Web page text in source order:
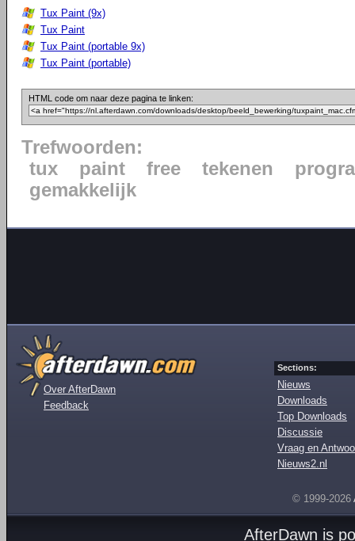
Tux Paint (9x)
Tux Paint
Tux Paint (portable 9x)
Tux Paint (portable)
HTML code om naar deze pagina te linken:
Trefwoorden:
tux
paint free tekenen
gemakkelijk
Over AfterDawn
Feedback
Sections:
Nieuws
Downloads
Top Downloads
Discussie
Vraag en
Nieuws2.nl
© 1999-2026
AfterDawn is